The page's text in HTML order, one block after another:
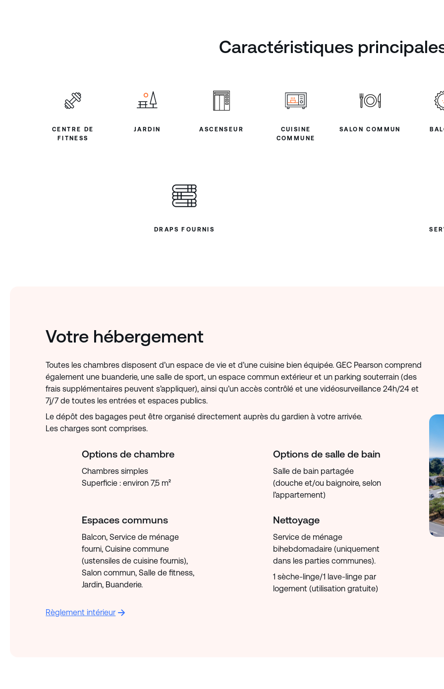
Caractéristiques
CENTRE DE
FITNESS
JARDIN ASCENSEUR
CUISINE
COMMUNE
SALON COMMUN
DRAPS FOURNIS
Votre hébergement
Toutes les chambres disposent d’un espace de vie et d’une cuisine bien équipée. GEC Pearson comprend
également une buanderie, une salle de sport, un espace commun extérieur et un parking souterrain (des
frais supplémentaires peuvent s’appliquer), ainsi qu’un accès contrôlé et une vidéosurveillance 24h/24 et
7j/7 de toutes les entrées et espaces publics.
Le dépôt des bagages peut être organisé directement auprès du gardien à votre arrivée.
Les charges sont comprises.
Options de chambre
Chambres simples
Superficie : environ 7,5 m²
Options de salle de bain
Salle de bain partagée
(douche et/ou baignoire, selon
l’appartement)
Espaces communs
Balcon, Service de ménage
fourni, Cuisine commune
(ustensiles de cuisine fournis),
Salon commun, Salle de fitness,
Jardin, Buanderie.
Nettoyage
Service de ménage
bihebdomadaire (uniquement
dans les parties communes).
1 sèche-linge/1 lave-linge par
logement (utilisation gratuite)
Règlement intérieur